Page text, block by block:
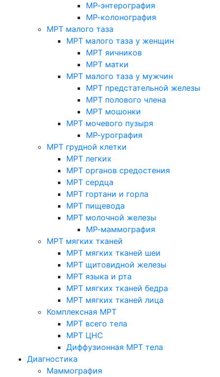
МР-энтерография
МР-колонография
МРТ малого таза
МРТ малого таза у женщин
МРТ яичников
МРТ матки
МРТ малого таза у мужчин
МРТ предстательной железы
МРТ полового члена
МРТ мошонки
МРТ мочевого пузыря
МР-урография
МРТ грудной клетки
МРТ легких
МРТ органов средостения
МРТ сердца
МРТ гортани и горла
МРТ пищевода
МРТ молочной железы
МР-маммография
МРТ мягких тканей
МРТ мягких тканей шеи
МРТ щитовидной железы
МРТ языка и рта
МРТ мягких тканей бедра
МРТ мягких тканей лица
Комплексная МРТ
МРТ всего тела
МРТ ЦНС
Диффузионная МРТ тела
Диагностика
Маммография